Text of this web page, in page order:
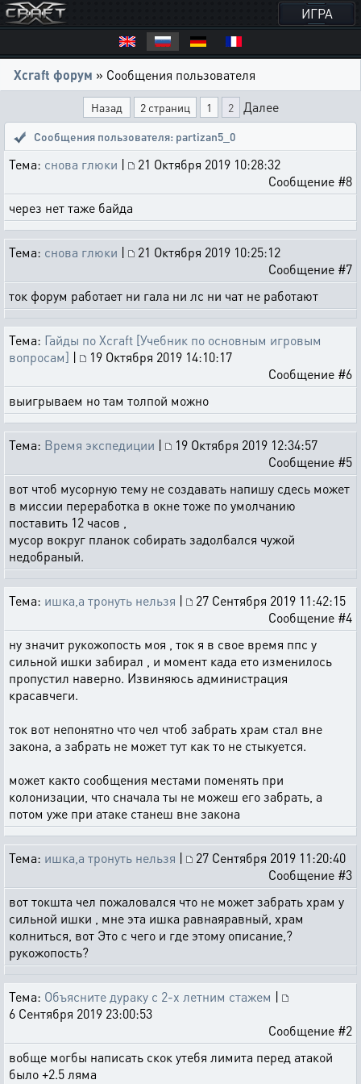
ИГРА
Xcraft форум » Сообщения пользователя
Назад 2 страниц 1 2 Далее
Сообщения пользователя: partizan5_0
Тема: снова глюки |
21 Октября 2019 10:28:32
Сообщение #8
через нет таже байда
Тема: снова глюки |
21 Октября 2019 10:25:12
Сообщение #7
ток форум работает ни гала ни лс ни чат не работают
Тема: Гайды по Xcraft [Учебник по основным игровым
вопросам] |
19 Октября 2019 14:10:17
Сообщение #6
выигрываем но там толпой можно
Тема: Время экспедиции |
19 Октября 2019 12:34:57
Сообщение #5
вот чтоб мусорную тему не создавать напишу сдесь может
в миссии переработка в окне тоже по умолчанию
поставить 12 часов ,
мусор вокруг планок собирать задолбался чужой
недобраный.
Тема: ишка,а тронуть нельзя |
27 Сентября 2019 11:42:15
Сообщение #4
ну значит рукожопость моя , ток я в свое время ппс у
сильной ишки забирал , и момент када ето изменилось
пропустил наверно. Извиняюсь администрация
красавчеги.
ток вот непонятно что чел чтоб забрать храм стал вне
закона, а забрать не может тут как то не стыкуется.
может както сообщения местами поменять при
колонизации, что сначала ты не можеш его забрать, а
потом уже при атаке станеш вне закона
Тема: ишка,а тронуть нельзя |
27 Сентября 2019 11:20:40
Сообщение #3
вот токшта чел пожаловался что не может забрать храм у
сильной ишки , мне эта ишка равнаяравный, храм
колниться, вот Это с чего и где этому описание,?
рукожопость?
Тема: Объясните дураку с 2-х летним стажем |
6 Сентября 2019 23:00:53
Сообщение #2
вобще могбы написать скок утебя лимита перед атакой
было +2.5 ляма